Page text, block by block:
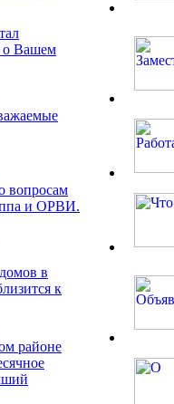
о Вашем
вопросам
и ОРВИ.
в
к
районе